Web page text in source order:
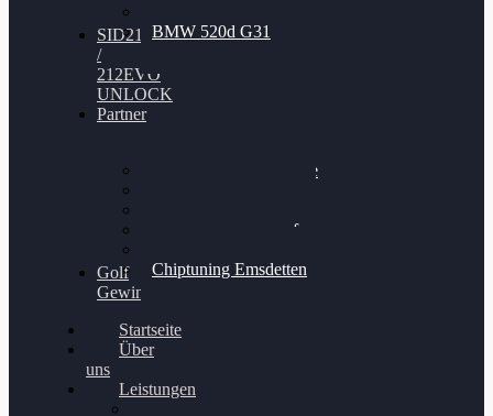
BMW 520d G31
SID212
/
212EVO
UNLOCK
Partner
Bilgenroth Performance
Chiptuning Schüttorf
Chiptuning Emsdetten
Golf
Gewinnspiel
Startseite
Über
uns
Leistungen